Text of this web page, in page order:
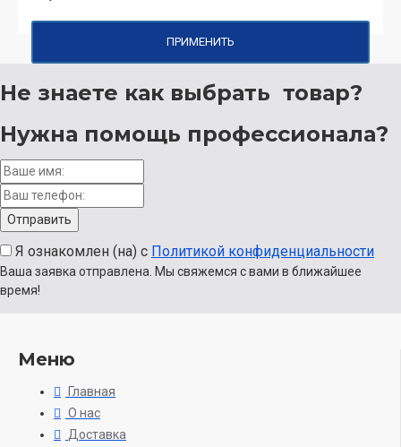
ПРИМЕНИТЬ
Не знаете как выбрать товар?
Нужна помощь профессионала?
Я ознакомлен (на) с Политикой конфиденциальности
Ваша заявка отправлена. Мы свяжемся с вами в ближайшее
время!
Меню
Главная
О нас
Доставка